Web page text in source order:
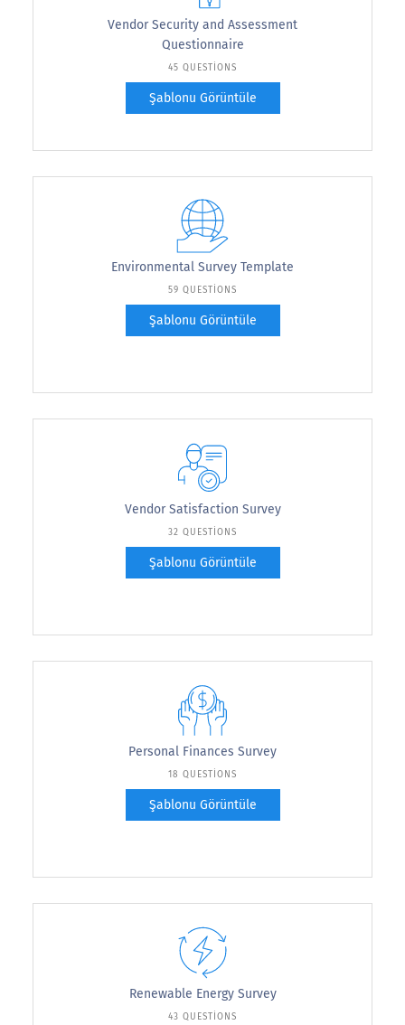
Vendor Security and Assessment
Questionnaire
45 QUESTIONS
Şablonu Görüntüle
Environmental Survey Template
59 QUESTIONS
Şablonu Görüntüle
Vendor Satisfaction Survey
32 QUESTIONS
Şablonu Görüntüle
Personal Finances Survey
18 QUESTIONS
Şablonu Görüntüle
Renewable Energy Survey
43 QUESTIONS